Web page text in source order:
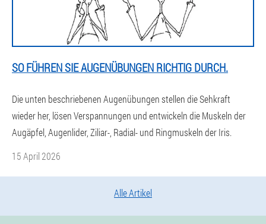
SO FÜHREN SIE AUGENÜBUNGEN RICHTIG DURCH.
Die unten beschriebenen Augenübungen stellen die Sehkraft
wieder her, lösen Verspannungen und entwickeln die Muskeln der
Augäpfel, Augenlider, Ziliar-, Radial- und Ringmuskeln der Iris.
15 April 2026
Alle Artikel